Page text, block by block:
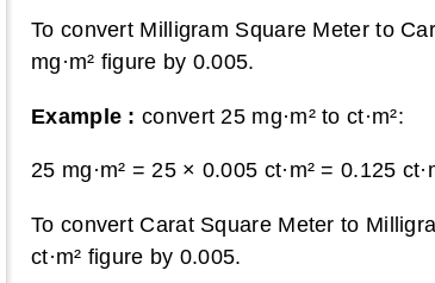
To convert Milligram Square Meter to
mg·m² figure by 0.005.
Example : convert 25 mg·m² to ct·m²:
25 mg·m² = 25 × 0.005 ct·m² =0.125
To convert Carat Square Meter to
ct·m² figure by 0.005.